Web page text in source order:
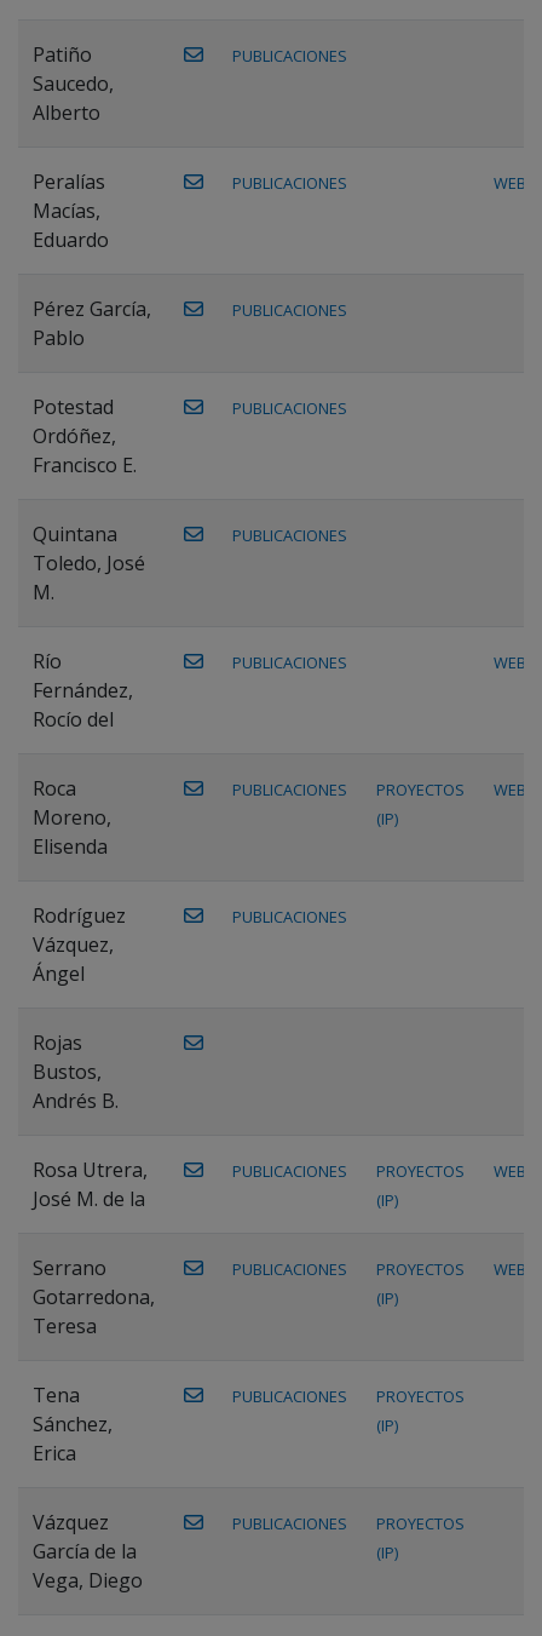
Patiño
Saucedo,
Alberto
PUBLICACIONES
Peralías
Macías,
Eduardo
PUBLICACIONES WEB
Pérez García,
Pablo
PUBLICACIONES
Potestad
Ordóñez,
Francisco E.
PUBLICACIONES
Quintana
Toledo, José
M.
PUBLICACIONES
Río
Fernández,
Rocío del
PUBLICACIONES WEB
Roca
Moreno,
Elisenda
PUBLICACIONES
PROYECTOS
(IP)
WEB
Rodríguez
Vázquez,
Ángel
PUBLICACIONES
Rojas
Bustos,
Andrés B.
Rosa Utrera,
José M. de la
PUBLICACIONES
PROYECTOS
(IP)
WEB
Serrano
Gotarredona,
Teresa
PUBLICACIONES
PROYECTOS
(IP)
WEB
Tena
Sánchez,
Erica
PUBLICACIONES
PROYECTOS
(IP)
Vázquez
García de la
Vega, Diego
PUBLICACIONES
PROYECTOS
(IP)